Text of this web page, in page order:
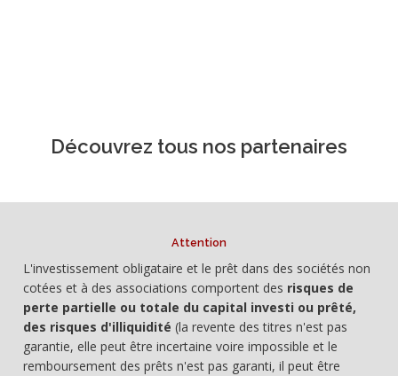
Découvrez tous nos partenaires
Attention
L'investissement obligataire et le prêt dans des sociétés non
cotées et à des associations comportent des risques de
perte partielle ou totale du capital investi ou prêté,
des risques d'illiquidité (la revente des titres n'est pas
garantie, elle peut être incertaine voire impossible et le
remboursement des prêts n'est pas garanti, il peut être